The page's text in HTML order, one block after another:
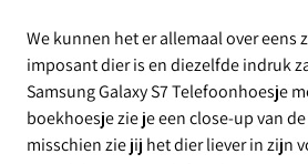
We kunnen het er allemaal over eens
imposant dier is en diezelfde indruk
Samsung Galaxy S7 Telefoonhoesje
boekhoesje zie je een close-up van
misschien zie jij het dier liever in zijn